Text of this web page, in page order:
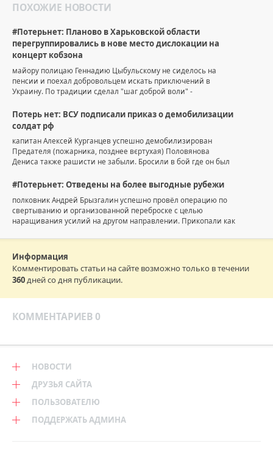
ПОХОЖИЕ НОВОСТИ
#Потерьнет: Планово в Харьковской области
перегруппировались в нове место дислокации на
концерт кобзона
майору полицаю Геннадию Цыбульскому не сиделось на
пенсии и поехал добровольцем искать приключений в
Украину. По традиции сделал "шаг доброй воли" -
Потерь нет: ВСУ подписали приказ о демобилизации
солдат рф
капитан Алексей Курганцев успешно демобилизирован
Предателя (пожарника, позднее вєртухая) Половянова
Дениса также рашисти не забыли. Бросили в бой где он был
#Потерьнет: Отведены на более выгодные рубежи
полковник Андрей Брызгалин успешно провёл операцию по
свертыванию и организованной переброске с целью
наращивания усилий на другом направлении. Прикопали как
Информация
Комментировать статьи на сайте возможно только в течении
360дней со дня публикации.
КОММЕНТАРИЕВ 0
НОВОСТИ
ДРУЗЬЯ САЙТА
ПОЛЬЗОВАТЕЛЮ
ПОДДЕРЖАТЬ АДМИНА